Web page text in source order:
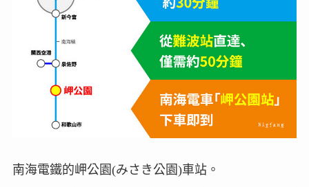
南海電鐵的岬公園(みさき公園)車站。